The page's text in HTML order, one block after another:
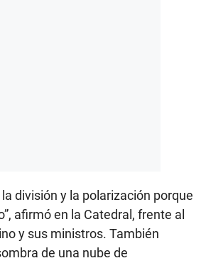
división y la polarización porque
afirmó en la Catedral, frente al
y sus ministros. También
de una nube de